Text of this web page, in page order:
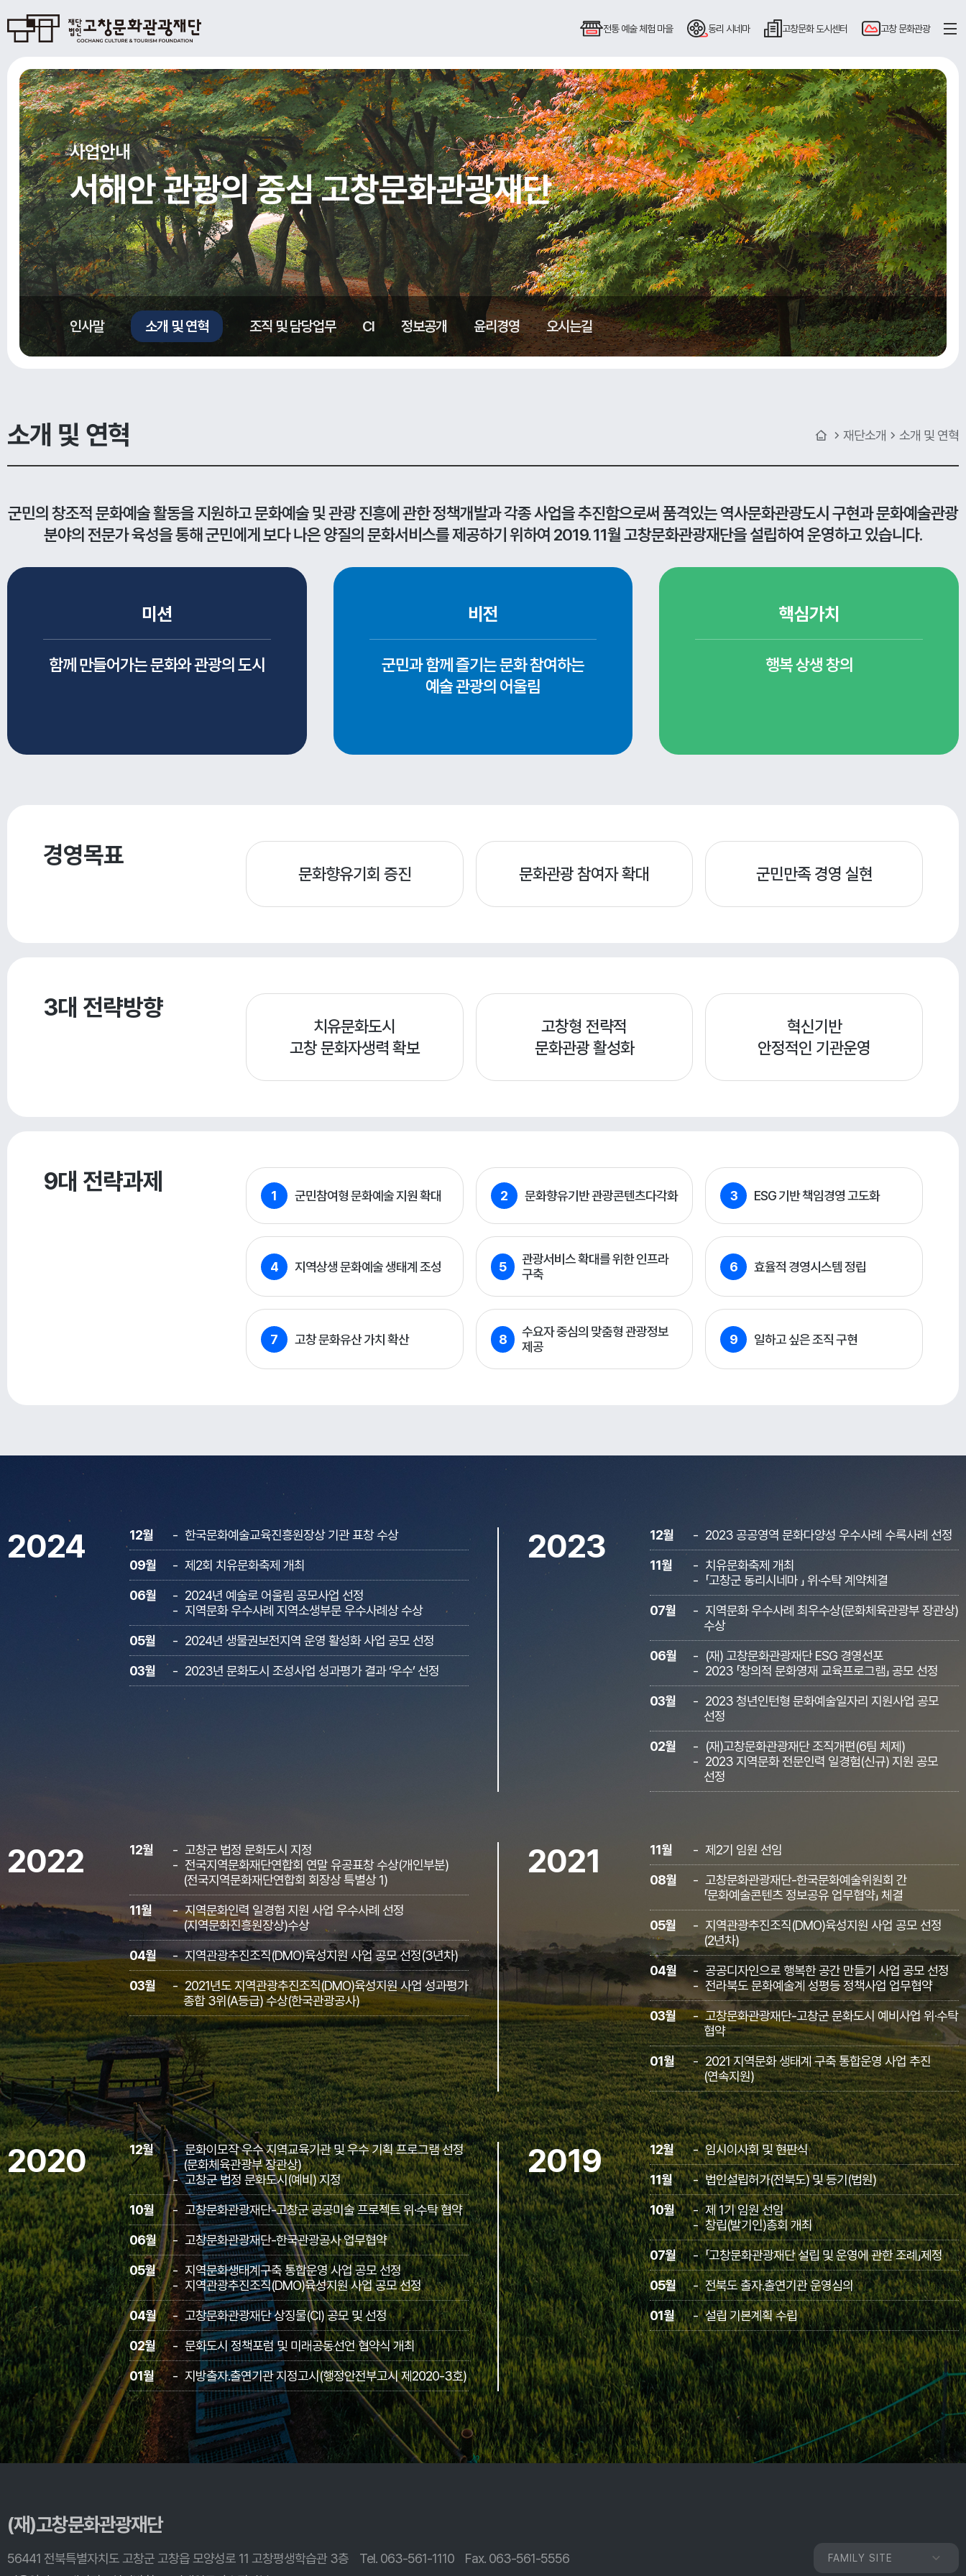
전통 예술체험 마을 동리 시네마 고창문화도시센터 고창문화관광
사업안내
서해안 관광의 중심 고창문화관광재단
인사말 소개 및 연혁 조직 및 담당업무 CI 정보공개 윤리경영 오시는길
소개 및 연혁 재단소개 소개 및 연혁
군민의 창조적 문화예술 활동을 지원하고 문화예술 및 관광 진흥에 관한 정책개발과 각종 사업을 추진함으로써 품격있는 역사문화관광도시 구현과 문화예술관광
분야의 전문가 육성을 통해 군민에게 보다 나은 양질의 문화서비스를 제공하기 위하여 2019. 11월 고창문화관광재단을 설립하여 운영하고 있습니다.
미션
함께 만들어가는 문화와관광의 도시
비전
군민과 함께 즐기는 문화참여하는
예술관광의 어울림
핵심가치
행복상생창의
경영목표
문화향유기회 증진 문화관광 참여자 확대 군민만족 경영 실현
3대 전략방향
치유문화도시
고창 문화자생력 확보
고창형 전략적
문화관광 활성화
혁신기반
안정적인 기관운영
9대 전략과제
1 군민참여형 문화예술 지원 확대 2 문화향유기반 관광콘텐츠다각화 3 ESG 기반 책임경영 고도화
4 지역상생 문화예술 생태계 조성 5
관광서비스 확대를 위한 인프라
구축
6 효율적 경영시스템 정립
7 고창 문화유산 가치 확산 8
수요자 중심의 맞춤형 관광정보
제공
9 일하고 싶은 조직 구현
2024 12월
한국문화예술교육진흥원장상 기관 표창 수상
09월
제2회 치유문화축제 개최
06월
2024년 예술로 어울림 공모사업 선정
지역문화 우수사례 지역소생부문 우수사례상 수상
05월
2024년 생물권보전지역 운영 활성화 사업 공모 선정
03월
2023년 문화도시 조성사업 성과평가 결과 ‘우수’ 선정
2023 12월
2023 공공영역 문화다양성 우수사례 수록사례 선정
11월
치유문화축제 개최
「고창군 동리시네마 」 위·수탁 계약체결
07월
지역문화 우수사례 최우수상(문화체육관광부 장관상)
수상
06월
(재) 고창문화관광재단 ESG 경영선포
2023 「창의적 문화영재 교육프로그램」 공모 선정
03월
2023 청년인턴형 문화예술일자리 지원사업 공모
선정
02월
(재)고창문화관광재단 조직개편(6팀 체제)
2023 지역문화 전문인력 일경험(신규) 지원 공모
선정
2022 12월
고창군 법정 문화도시 지정
전국지역문화재단연합회 연말 유공표창 수상(개인부분)
(전국지역문화재단연합회 회장상 특별상 1)
11월
지역문화인력 일경험 지원 사업 우수사례 선정
(지역문화진흥원장상)수상
04월
지역관광추진조직(DMO)육성지원 사업 공모 선정(3년차)
03월
2021년도 지역관광추진조직(DMO)육성지원 사업 성과평가
종합 3위(A등급) 수상(한국관광공사)
2021 11월
제2기 임원 선임
08월
고창문화관광재단-한국문화예술위원회 간
「문화예술콘텐츠 정보공유 업무협약」 체결
05월
지역관광추진조직(DMO)육성지원 사업 공모 선정
(2년차)
04월
공공디자인으로 행복한 공간 만들기 사업 공모 선정
전라북도 문화예술계 성평등 정책사업 업무협약
03월
고창문화관광재단-고창군 문화도시 예비사업 위·수탁
협약
01월
2021 지역문화 생태계 구축 통합운영 사업 추진
(연속지원)
2020 12월
문화이모작 우수 지역교육기관 및 우수 기획 프로그램 선정
(문화체육관광부 장관상)
고창군 법정 문화도시(예비) 지정
10월
고창문화관광재단-고창군 공공미술 프로젝트 위·수탁 협약
06월
고창문화관광재단-한국관광공사 업무협약
05월
지역문화생태계구축 통합운영 사업 공모 선정
지역관광추진조직(DMO)육성지원 사업 공모 선정
04월
고창문화관광재단 상징물(CI) 공모 및 선정
02월
문화도시 정책포럼 및 미래공동선언 협약식 개최
01월
지방출자․출연기관 지정고시(행정안전부고시 제2020-3호)
2019 12월
임시이사회 및 현판식
11월
법인설립허가(전북도) 및 등기(법원)
10월
제 1기 임원 선임
창립(발기인)총회 개최
07월
「고창문화관광재단 설립 및 운영에 관한 조례」제정
05월
전북도 출자․출연기관 운영심의
01월
설립 기본계획 수립
(재)고창문화관광재단
56441 전북특별자치도 고창군 고창읍 모양성로 11 고창평생학습관 3층 Tel. 063-561-1110 Fax. 063-561-5556 FAMILY SITE